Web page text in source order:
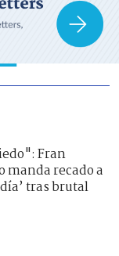
Fran
recado a
tras brutal